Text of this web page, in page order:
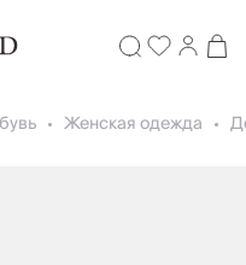
Женская одежда